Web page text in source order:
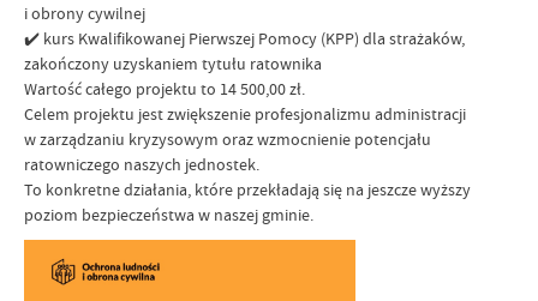
i obrony cywilnej
✔️ kurs Kwalifikowanej Pierwszej Pomocy (KPP) dla strażaków,
zakończony uzyskaniem tytułu ratownika
Wartość całego projektu to 14 500,00 zł.
Celem projektu jest zwiększenie profesjonalizmu administracji
w zarządzaniu kryzysowym oraz wzmocnienie potencjału
ratowniczego naszych jednostek.
To konkretne działania, które przekładają się na jeszcze wyższy
poziom bezpieczeństwa w naszej gminie.